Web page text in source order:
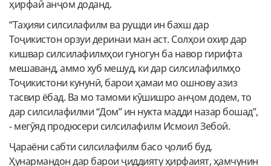
ҳирфаӣ анҷом доданд.
“Таҳияи силсилафилм ва рушди ин бахш дар
Тоҷикистон орзуи деринаи ман аст. Солҳои охир дар
кишвар силсилафилмҳои гуногун ба навор гирифта
мешаванд, аммо хуб мешуд, ки дар силсилафилмҳо
Тоҷикистони кунунӣ, барои ҳамаи мо ошнову азиз
тасвир ёбад. Ва мо тамоми кӯшишро анҷом додем, то
дар силсилафилми “Дом” ин нукта мадди назар бошад”,
- мегӯяд продюсери силсилафилм Исмоил Зебоӣ.
Ҷараёни сабти силсилафилм басо ҷолиб буд.
Ҳунармандон дар барои ҷиддияту ҳирфаият, ҳамчунин